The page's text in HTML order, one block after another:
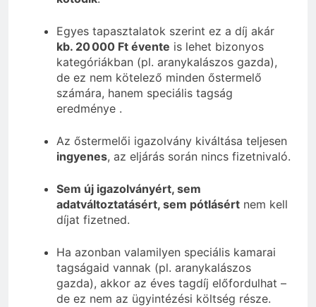
Egyes tapasztalatok szerint ez a díj akár
kb. 20 000 Ft évente is lehet bizonyos
kategóriákban (pl. aranykalászos gazda),
de ez nem kötelező minden őstermelő
számára, hanem speciális tagság
eredménye .
Az őstermelői igazolvány kiváltása teljesen
ingyenes, az eljárás során nincs fizetnivaló.
Sem új igazolványért, sem
adatváltoztatásért, sem pótlásért nem kell
díjat fizetned.
Ha azonban valamilyen speciális kamarai
tagságaid vannak (pl. aranykalászos
gazda), akkor az éves tagdíj előfordulhat –
de ez nem az ügyintézési költség része.